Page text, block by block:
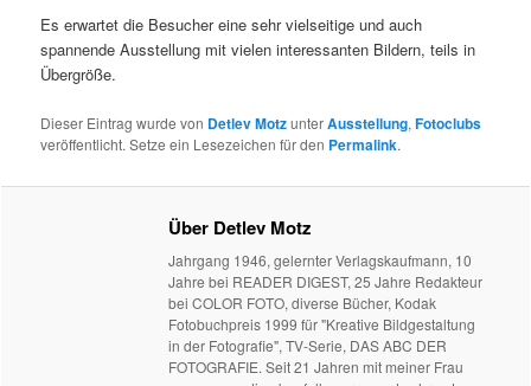
Es erwartet die Besucher eine sehr vielseitige und auch
spannende Ausstellung mit vielen interessanten Bildern, teils in
Übergröße.
Dieser Eintrag wurde von Detlev MotzunterAusstellung,Fotoclubs
veröffentlicht. Setze ein Lesezeichen für den Permalink.
Über Detlev Motz
Jahrgang 1946, gelernter Verlagskaufmann, 10
Jahre bei READER DIGEST, 25 Jahre Redakteur
bei COLOR FOTO, diverse Bücher, Kodak
Fotobuchpreis 1999 für "Kreative Bildgestaltung
in der Fotografie", TV-Serie, DAS ABC DER
FOTOGRAFIE. Seit 21 Jahren mit meiner Frau